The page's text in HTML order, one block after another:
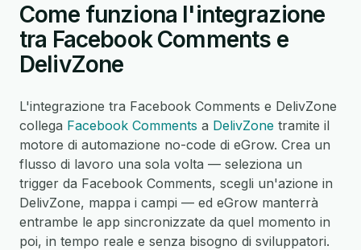
Come funziona l'integrazione
tra Facebook Comments e
DelivZone
L'integrazione tra Facebook Comments e DelivZone
collega Facebook Comments a DelivZone tramite il
motore di automazione no-code di eGrow. Crea un
flusso di lavoro una sola volta — seleziona un
trigger da Facebook Comments, scegli un'azione in
DelivZone, mappa i campi — ed eGrow manterrà
entrambe le app sincronizzate da quel momento in
poi, in tempo reale e senza bisogno di sviluppatori.